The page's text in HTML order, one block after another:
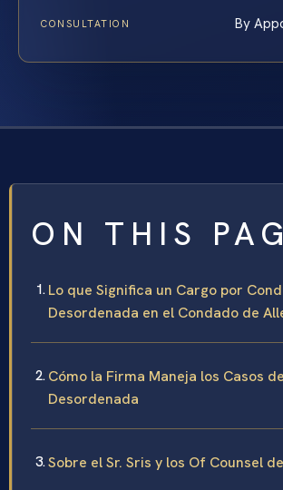
CONSULTATION By
ON THIS
Lo que Significa un Cargo por
Desordenada en el Condado de
Cómo la Firma Maneja los Casos
Desordenada
Sobre el Sr. Sris y los Of Counsel